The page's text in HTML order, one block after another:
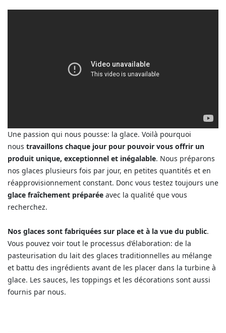
Une passion qui nous pousse: la glace. Voilà pourquoi
nous travaillons chaque jour pour pouvoir vous offrir un
produit unique, exceptionnel et inégalable. Nous préparons
nos glaces plusieurs fois par jour, en petites quantités et en
réapprovisionnement constant. Donc vous testez toujours une
glace fraîchement préparée avec la qualité que vous
recherchez.
Nos glaces sont fabriquées sur place et à la vue du public.
Vous pouvez voir tout le processus d’élaboration: de la
pasteurisation du lait des glaces traditionnelles au mélange
et battu des ingrédients avant de les placer dans la turbine à
glace. Les sauces, les toppings et les décorations sont aussi
fournis par nous.